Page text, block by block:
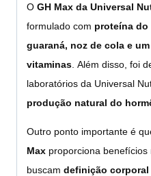
O GH Max da Universal
formulado com proteína
guaraná, noz de cola e
vitaminas . Além disso, foi
laboratórios da Universal
produção natural do
Outro ponto importante é
Max proporciona
buscam definição corporal